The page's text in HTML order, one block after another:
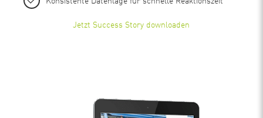
Jetzt Success Story downloaden